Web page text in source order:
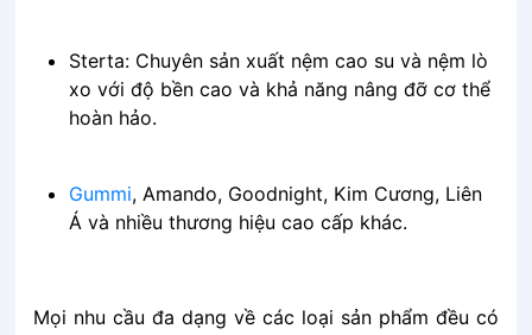
Sterta: Chuyên sản xuất nệm cao su và nệm lò
xo với độ bền cao và khả năng nâng đỡ cơ thể
hoàn hảo.
Gummi, Amando, Goodnight, Kim Cương, Liên
Á và nhiều thương hiệu cao cấp khác.
Mọi nhu cầu đa dạng về các loại sản phẩm đều có